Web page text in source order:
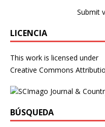
Submit
LICENCIA
This work is licensed under
Creative Commons
BÚSQUEDA